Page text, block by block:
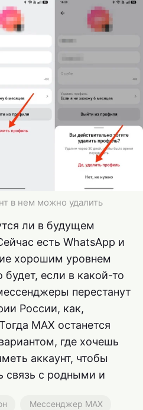
в нем можно удалить
ли в будущем
есть WhatsApp и
хорошим уровнем
будет, если в какой-то
перестанут
России, как,
MAX останется
где хочешь
аккаунт, чтобы
связь с родными и
Мессенджер MAX